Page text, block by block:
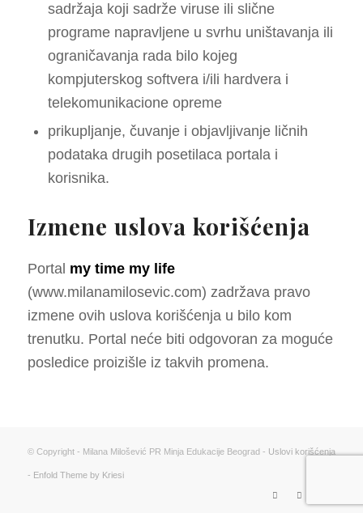
sadržaja koji sadrže viruse ili slične
programe napravljene u svrhu uništavanja ili
ograničavanja rada bilo kojeg
kompjuterskog softvera i/ili hardvera i
telekomunikacione opreme
prikupljanje, čuvanje i objavljivanje ličnih
podataka drugih posetilaca portala i
korisnika.
Izmene uslova korišćenja
Portal my time my life
(www.milanamilosevic.com) zadržava pravo
izmene ovih uslova korišćenja u bilo kom
trenutku. Portal neće biti odgovoran za moguće
posledice proizišle iz takvih promena.
© Copyright - Milana Milošević PR Minja Edukacije Beograd - Uslovi korišćenja
- Enfold Theme by Kriesi